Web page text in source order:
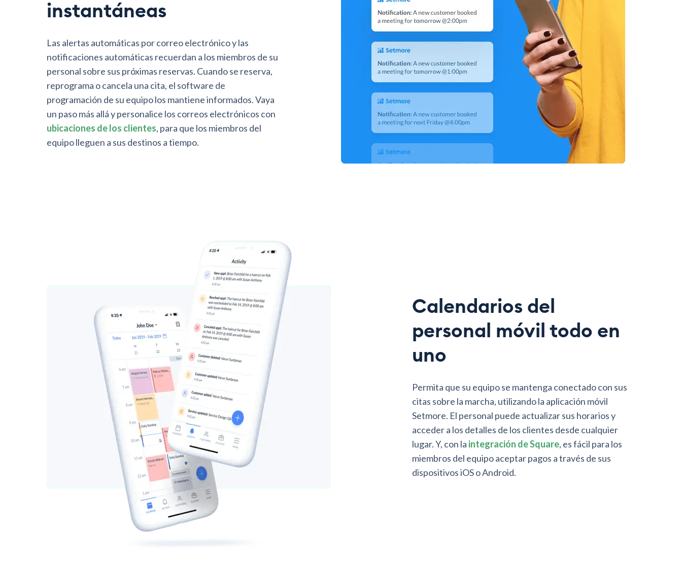
instantáneas
Las alertas automáticas por correo electrónico y las
notificaciones automáticas recuerdan a los miembros de su
personal sobre sus próximas reservas. Cuando se reserva,
reprograma o cancela una cita, el software de
programación de su equipo los mantiene informados. Vaya
un paso más allá y personalice los correos electrónicos con
ubicaciones de los clientes, para que los miembros del
equipo lleguen a sus destinos a tiempo.
Calendarios del
personal móvil todo en
uno
Permita que su equipo se mantenga conectado con sus
citas sobre la marcha, utilizando la aplicación móvil
Setmore. El personal puede actualizar sus horarios y
acceder a los detalles de los clientes desde cualquier
lugar. Y, con la integración de Square, es fácil para los
miembros del equipo aceptar pagos a través de sus
dispositivos iOS o Android.